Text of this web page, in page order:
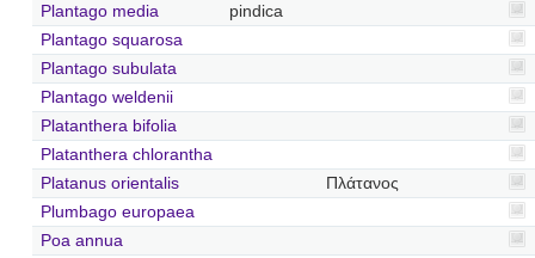
Plantago media
pindica
Plantago squarosa
Plantago subulata
Plantago weldenii
Platanthera bifolia
Platanthera chlorantha
Platanus orientalis
Πλάτανος
Plumbago europaea
Poa annua